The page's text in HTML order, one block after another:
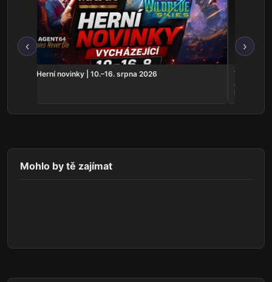
‹
Herní novinky | 10.–16. srpna 2026
THQ
Samurai,
Hunter 2
›
Mohlo by tě zajímat